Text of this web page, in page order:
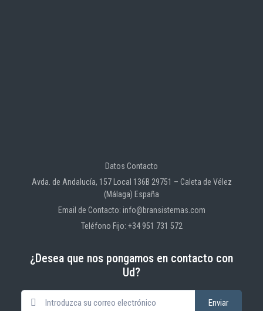
Datos Contacto
Avda. de Andalucía, 157 Local 136B 29751 – Caleta de Vélez
(Málaga) España
Email de Contacto: info@bransistemas.com
Teléfono Fijo: +34 951 731 572
¿Desea que nos pongamos en contacto con
Ud?